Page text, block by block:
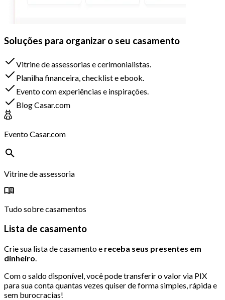
Soluções para organizar o seu casamento
Vitrine de assessorias e cerimonialistas.
Planilha financeira, checklist e ebook.
Evento com experiências e inspirações.
Blog Casar.com
Evento Casar.com
Vitrine de assessoria
Tudo sobre casamentos
Lista de casamento
Crie sua lista de casamento e receba seus presentes em
dinheiro
Com o saldo disponível, você pode transferir o valor via PIX
para sua conta quantas vezes quiser de forma simples, rápida e
sem burocracias!